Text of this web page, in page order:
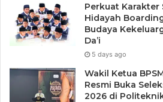
Perkuat Karakter
Hidayah
Budaya
Da’i
5 days ago
Wakil Ketua
Resmi Buka
2026 di